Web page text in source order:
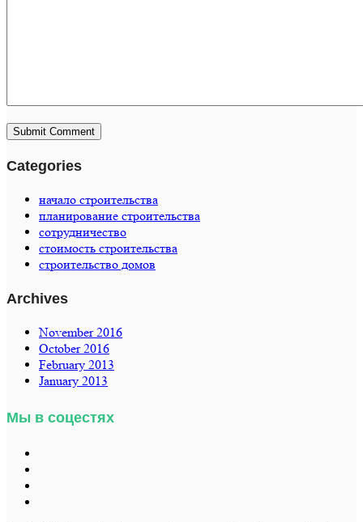
Categories
начало строительства
планирование строительства
сотрудничество
стоимость строительства
строительство домов
Archives
November 2016
October 2016
February 2013
January 2013
Мы в соцестях